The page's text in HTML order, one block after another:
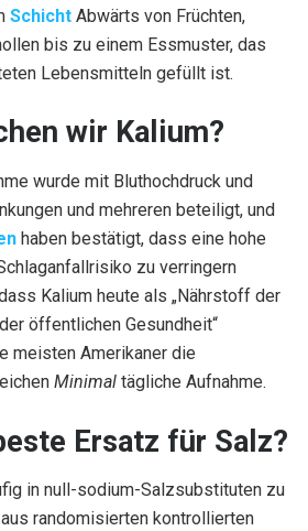
Schicht Abwärts von Früchten,
bis zu einem Essmuster, das
Lebensmitteln gefüllt ist.
wir Kalium?
wurde mit Bluthochdruck und
und mehreren beteiligt, und
haben bestätigt, dass eine hohe
zu verringern
Kalium heute als „Nährstoff der
öffentlichen Gesundheit“
meisten Amerikaner die
Minimal tägliche Aufnahme.
Ersatz für Salz?
in null-sodium-Salzsubstituten zu
randomisierten kontrollierten